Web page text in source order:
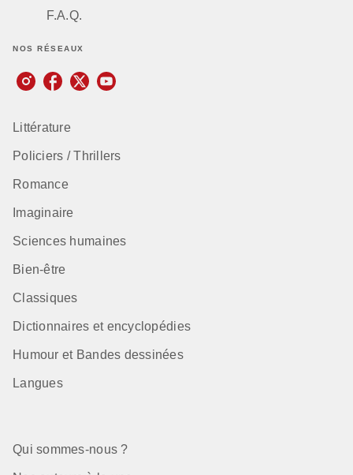
F.A.Q.
NOS RÉSEAUX
Littérature
Policiers / Thrillers
Romance
Imaginaire
Sciences humaines
Bien-être
Classiques
Dictionnaires et encyclopédies
Humour et Bandes dessinées
Langues
Qui sommes-nous ?